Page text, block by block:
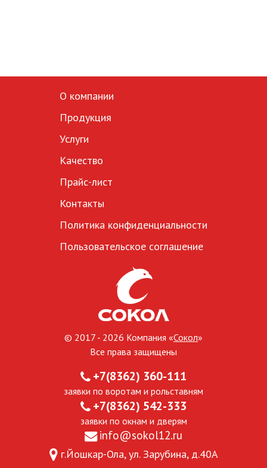
О компании
Продукция
Услуги
Качество
Прайс-лист
Контакты
Политика конфиденциальности
Пользовательское соглашение
© 2017 - 2026 Компания «Сокол»
Все права защищены
+7(8362) 360-111
заявки по воротам и рольставням
+7(8362) 542-333
заявки по окнам и дверям
info@sokol12.ru
г.Йошкар-Ола, ул. Зарубина, д.40А